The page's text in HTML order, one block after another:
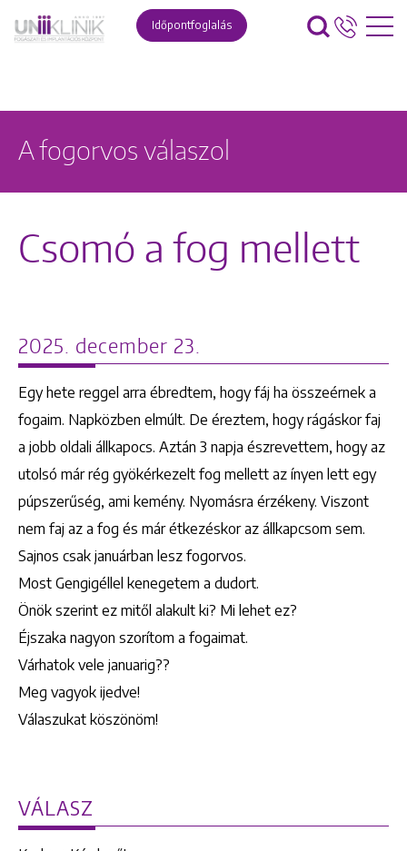
Időpontfoglalás
A fogorvos válaszol
Csomó a fog mellett
2025. december 23.
Egy hete reggel arra ébredtem, hogy fáj ha összeérnek a
fogaim. Napközben elmúlt. De éreztem, hogy rágáskor faj
a jobb oldali állkapocs. Aztán 3 napja észrevettem, hogy az
utolsó már rég gyökérkezelt fog mellett az ínyen lett egy
púpszerűség, ami kemény. Nyomásra érzékeny. Viszont
nem faj az a fog és már étkezéskor az állkapcsom sem.
Sajnos csak januárban lesz fogorvos.
Most Gengigéllel kenegetem a dudort.
Önök szerint ez mitől alakult ki? Mi lehet ez?
Éjszaka nagyon szorítom a fogaimat.
Várhatok vele januarig??
Meg vagyok ijedve!
Válaszukat köszönöm!
VÁLASZ